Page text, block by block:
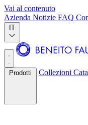
Vai al contenuto
Azienda Notizie FAQ
IT
Prodotti Collezioni